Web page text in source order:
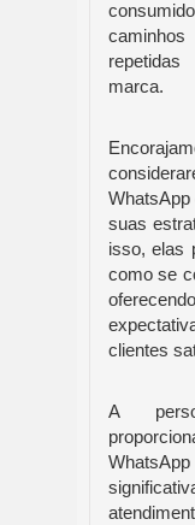
marca.
WhatsApp
suas
isso, elas
como se
clientes
A